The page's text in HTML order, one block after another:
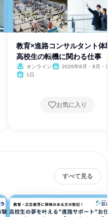
教育×進路コンサルタント体
高校生の転機に関わる仕事
オンライン
2026年8月・9月・
1日
お気に入り
すべて見る